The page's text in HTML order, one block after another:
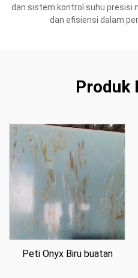
dan sistem kontrol suhu presisi
dan efisiensi dalam
Produk
Peti Onyx Biru buatan